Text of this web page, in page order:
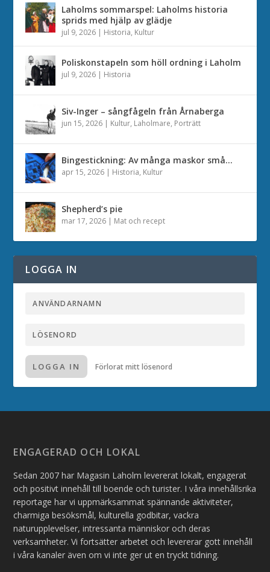
Laholms sommarspel: Laholms historia
sprids med hjälp av glädje
jul 9, 2026 | Historia, Kultur
Poliskonstapeln som höll ordning i Laholm
jul 9, 2026 | Historia
Siv-Inger – sångfågeln från Årnaberga
jun 15, 2026 | Kultur, Laholmare, Porträtt
Bingestickning: Av många maskor små…
apr 15, 2026 | Historia, Kultur
Shepherd’s pie
mar 17, 2026 | Mat och recept
LOGGA IN
LOGGA IN Förlorat mitt lösenord
ENGAGERAD OCH LOKAL
Sedan 2007 har Magasin Laholm levererat lokalt, engagerat
och positivt innehåll till boende och turister. I våra innehållsrika
reportage har vi uppmärksammat spännande aktiviteter,
charmiga besöksmål, kulturella godbitar, vackra
naturupplevelser, intressanta människor och deras
verksamheter. Vi fortsätter arbetet och levererar gott innehåll
i våra kanaler även om vi inte ger ut en tryckt tidning.